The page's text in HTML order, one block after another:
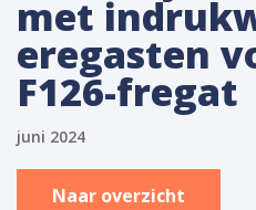
met
eregasten
F126-fregat
juni 2024
Naar overzicht